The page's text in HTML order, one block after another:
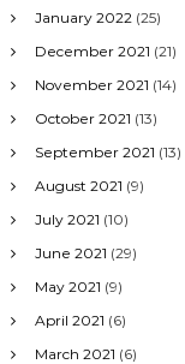
January 2022 (25)
December 2021 (21)
November 2021 (14)
October 2021 (13)
September 2021 (13)
August 2021 (9)
July 2021 (10)
June 2021 (29)
May 2021 (9)
April 2021 (6)
March 2021 (6)